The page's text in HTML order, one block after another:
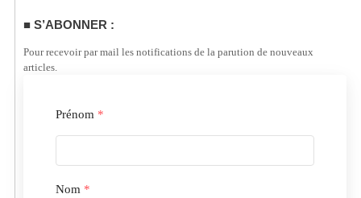
S’ABONNER :
Pour recevoir par mail les notifications de la parution de nouveaux
articles.
Prénom *
Nom *